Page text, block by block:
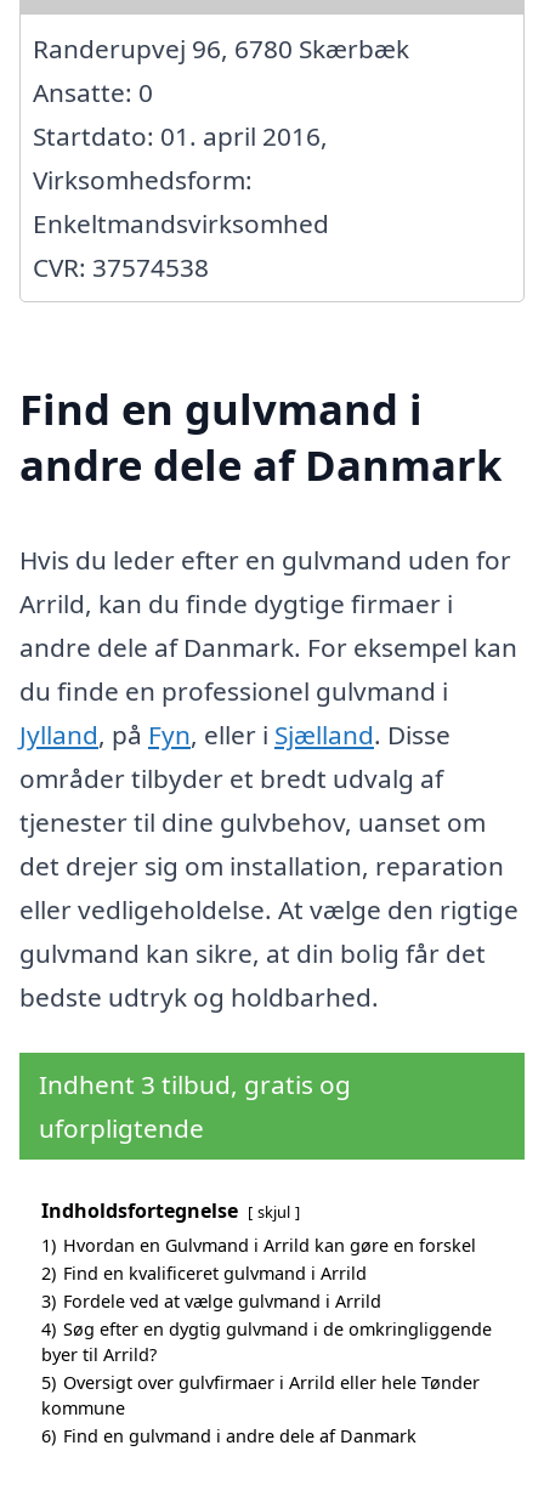
Randerupvej 96, 6780 Skærbæk
Ansatte: 0
Startdato: 01. april 2016,
Virksomhedsform:
Enkeltmandsvirksomhed
CVR: 37574538
Find en gulvmand i
andre dele af Danmark
Hvis du leder efter en gulvmand uden for
Arrild, kan du finde dygtige firmaer i
andre dele af Danmark. For eksempel kan
du finde en professionel gulvmand i
Jylland, på Fyn, eller i Sjælland. Disse
områder tilbyder et bredt udvalg af
tjenester til dine gulvbehov, uanset om
det drejer sig om installation, reparation
eller vedligeholdelse. At vælge den rigtige
gulvmand kan sikre, at din bolig får det
bedste udtryk og holdbarhed.
Indhent 3 tilbud, gratis og
uforpligtende
Indholdsfortegnelse skjul
1) Hvordan en Gulvmand i Arrild kan gøre en forskel
2) Find en kvalificeret gulvmand i Arrild
3) Fordele ved at vælge gulvmand i Arrild
4) Søg efter en dygtig gulvmand i de omkringliggende
byer til Arrild?
5) Oversigt over gulvfirmaer i Arrild eller hele Tønder
kommune
6) Find en gulvmand i andre dele af Danmark